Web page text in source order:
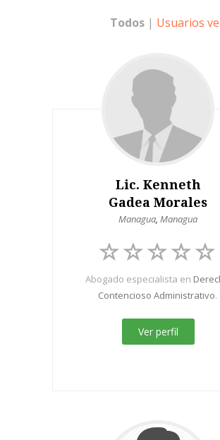
Todos | Usuarios
Lic. Kenneth
Gadea Morales
Managua, Managua
Abogado especialista en
Contencioso Administrativo.
Ver perfil